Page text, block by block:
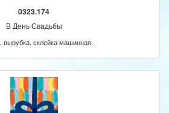
0323.174
В День Свадьбы
вырубка, склейка машинная.